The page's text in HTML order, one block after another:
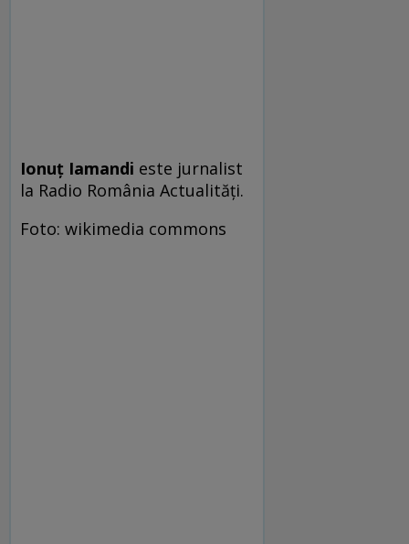
Ionuţ Iamandi este jurnalist
la Radio România Actualităţi.
Foto: wikimedia commons